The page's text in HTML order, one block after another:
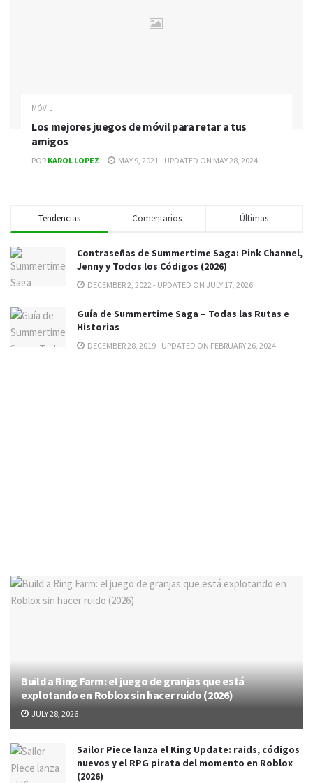
MÓVIL
Los mejores juegos de móvil para retar a tus
amigos
POR KAROL LOPEZ MAY 9, 2021 - UPDATED ON MAY 28, 2024
Tendencias Comentarios Últimas
Contraseñas de Summertime Saga: Pink Channel,
Jenny y Todos los Códigos (2026)
DECEMBER 2, 2022 - UPDATED ON JULY 17, 2026
Guía de Summertime Saga – Todas las Rutas e
Historias
DECEMBER 28, 2019 - UPDATED ON FEBRUARY 26, 2024
Build a Ring Farm: el juego de granjas que está
explotando en Roblox sin hacer ruido (2026)
JULY 28, 2026
Sailor Piece lanza el King Update: raids, códigos
nuevos y el RPG pirata del momento en Roblox
(2026)